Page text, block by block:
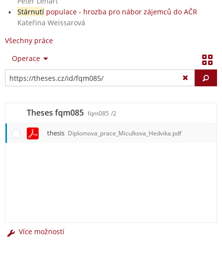
Stárnutípopulace - hrozba pro nábor zájemců do AČR
Kateřina Weissarová
Všechny práce
Operace
Theses fqm085 fqm085 /2
thesis Diplomova_prace_Miculkova_Hedvika.pdf
Více možností